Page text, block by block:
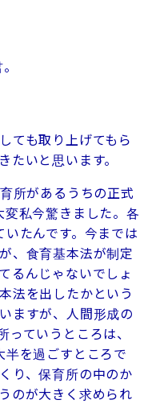
ても取り上げてもら
たいと思います。
所があるうちの正式
変私今驚きました。各
たんです。今までは
、食育基本法が制定
るんじゃないでしょ
法を出したかという
ますが、人間形成の
ていうところは、
半を過ごすところで
り、保育所の中のか
のが大きく求められ